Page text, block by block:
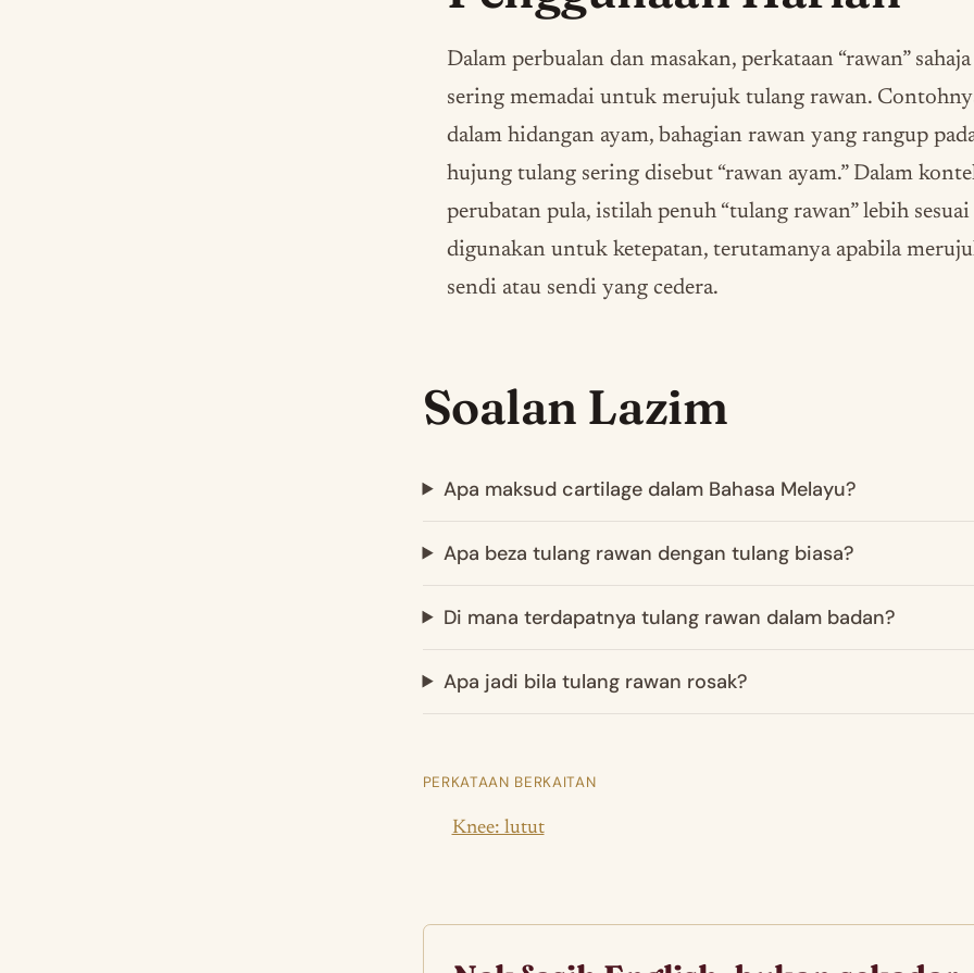
Dalam perbualan dan masakan, perkataan “rawan” sahaja
sering memadai untuk merujuk tulang rawan.
dalam hidangan ayam, bahagian rawan yang rangup
hujung tulang sering disebut “rawan ayam.” Dalam
perubatan pula, istilah penuh “tulang rawan” lebih sesuai
digunakan untuk ketepatan, terutamanya apabila
sendi atau sendi yang cedera.
Soalan Lazim
Apa maksud cartilage dalam Bahasa Melayu?
Apa beza tulang rawan dengan tulang biasa?
Di mana terdapatnya tulang rawan dalam badan?
Apa jadi bila tulang rawan rosak?
PERKATAAN BERKAITAN
Knee: lutut